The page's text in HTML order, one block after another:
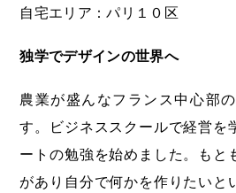
自宅エリア：パリ１０区
独学でデザインの世界へ
農業が盛んなフランス中心部
す。ビジネススクールで経営を
ートの勉強を始めました。もと
があり自分で何かを作りたいと